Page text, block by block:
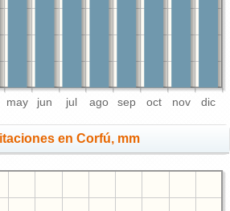
may jun jul ago sep oct nov dic
en Corfú, mm